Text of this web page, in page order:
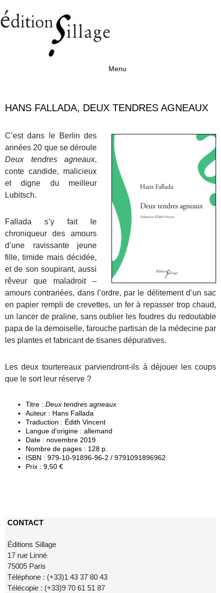
Menu
HANS FALLADA, DEUX TENDRES AGNEAUX
C’est dans le Berlin des
années 20 que se déroule
Deux tendres agneaux,
conte candide, malicieux
et digne du meilleur
Lubitsch.
Fallada s’y fait le
chroniqueur des amours
d’une ravissante jeune
fille, timide mais décidée,
et de son soupirant, aussi
rêveur que maladroit –
amours contrariées, dans l’ordre, par le délitement d’un sac
en papier rempli de crevettes, un fer à repasser trop chaud,
un lancer de praline, sans oublier les foudres du redoutable
papa de la demoiselle, farouche partisan de la médecine par
les plantes et fabricant de tisanes dépuratives.
Les deux tourtereaux parviendront-ils à déjouer les coups
que le sort leur réserve ?
Titre : Deux tendres agneaux
Auteur : Hans Fallada
Traduction : Édith Vincent
Langue d'origine : allemand
Date : novembre 2019
Nombre de pages : 128 p.
ISBN : 979-10-91896-96-2 / 9791091896962
Prix : 9,50 €
CONTACT
Éditions Sillage
17 rue Linné
75005 Paris
Téléphone : (+33)1 43 37 80 43
Télécopie : (+33)9 70 61 51 87